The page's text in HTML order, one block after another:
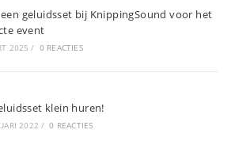
geluidsset bij KnippingSound voor het
event
2025 / 0 REACTIES
klein huren!
2022 / 0 REACTIES